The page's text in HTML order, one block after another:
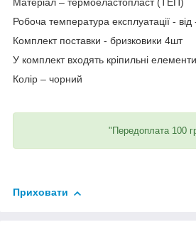
Матеріал – термоеластопласт (ТЕП)
Робоча температура експлуатації -
Комплект поставки - бризковики 4шт
У комплект входять кріпильні
Колір – чорний
"Передоплата 100
Приховати